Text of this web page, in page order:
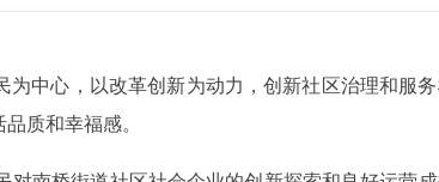
为中心，以改革创新为动力，创新社区治理和服
质和幸福感。